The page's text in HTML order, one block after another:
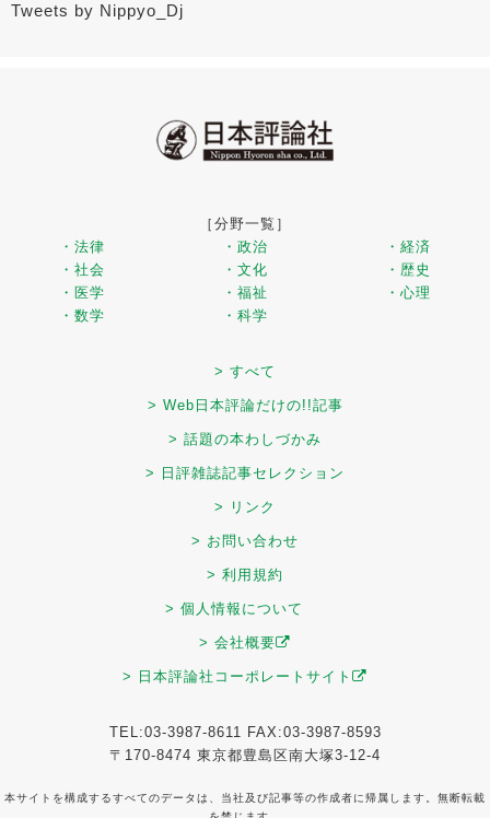
Tweets by Nippyo_Dj
［分野一覧］
・法律
・政治
・経済
・社会
・文化
・歴史
・医学
・福祉
・心理
・数学
・科学
> すべて
> Web日本評論だけの!!記事
> 話題の本わしづかみ
> 日評雑誌記事セレクション
> リンク
> お問い合わせ
> 利用規約
> 個人情報について
> 会社概要
> 日本評論社コーポレートサイト
TEL:03-3987-8611 FAX:03-3987-8593
〒170-8474 東京都豊島区南大塚3-12-4
本サイトを構成するすべてのデータは、当社及び記事等の作成者に帰属します。無断転載